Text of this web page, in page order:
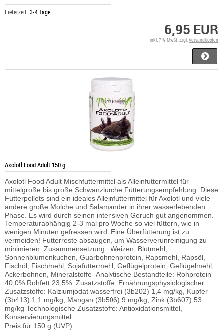
Lieferzeit: 3-4 Tage
6,95 EUR
inkl. 7 % MwSt. zzgl. Versandkosten
Axolotl Food Adult 150 g
Axolotl Food Adult Mischfuttermittel als Alleinfuttermittel für
mittelgroße bis große Schwanzlurche Fütterungsempfehlung: Diese
Futterpellets sind ein ideales Alleinfuttermittel für Axolotl und viele
andere große Molche und Salamander in ihrer wasserlebenden
Phase. Es wird durch seinen intensiven Geruch gut angenommen.
Temperaturabhängig 2-3 mal pro Woche so viel füttern, wie in
wenigen Minuten gefressen wird. Eine Überfütterung ist zu
vermeiden! Futterreste absaugen, um Wasserverunreinigung zu
minimieren. Zusammensetzung: Weizen, Blutmehl,
Sonnenblumenkuchen, Guarbohnenprotein, Rapsmehl, Rapsöl,
Fischöl, Fischmehl, Sojafuttermehl, Geflügelprotein, Geflügelmehl,
Ackerbohnen, Mineralstoffe Analytische Bestandteile: Rohprotein
40,0% Rohfett 23,5% Zusatzstoffe: Ernährungsphysiologischer
Zusatzstoffe: Kalziumjodat wasserfrei (3b202) 1,4 mg/kg, Kupfer
(3b413) 1,1 mg/kg, Mangan (3b506) 9 mg/kg, Zink (3b607) 53
mg/kg Technologische Zusatzstoffe: Antioxidationsmittel,
Konservierungsmittel
Preis für 150 g (UVP)